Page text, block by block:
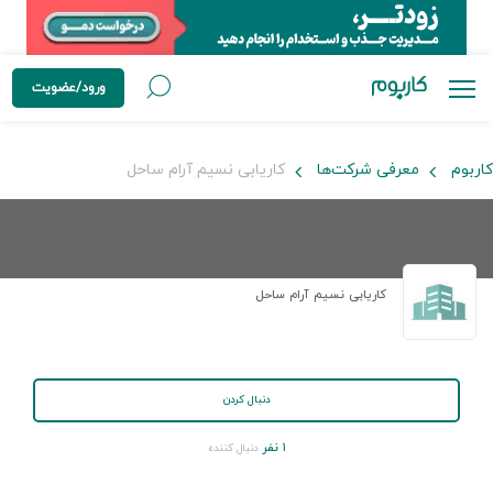
ورود/عضویت
کاربوم معرفی شرکت‌ها کاریابی نسیم آرام ساحل
کاریابی نسیم آرام ساحل
دنبال کردن
۱ نفر دنبال کننده